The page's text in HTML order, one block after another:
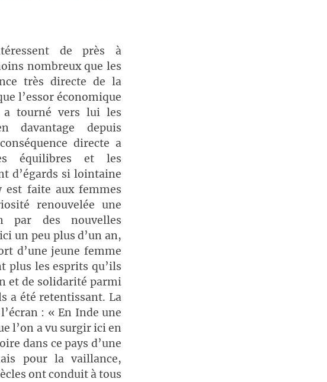
volume.
de près à
nombreux que les
très directe de la
l’essor économique
a tourné vers lui les
davantage depuis
directe a
équilibres et les
d’égards si lointaine
faite aux femmes
renouvelée une
des nouvelles
un peu plus d’un an,
d’une jeune femme
plus les esprits qu’ils
et de solidarité parmi
a été retentissant. La
: « En Inde une
l’on a vu surgir ici en
dans ce pays d’une
pour la vaillance,
ont conduit à tous